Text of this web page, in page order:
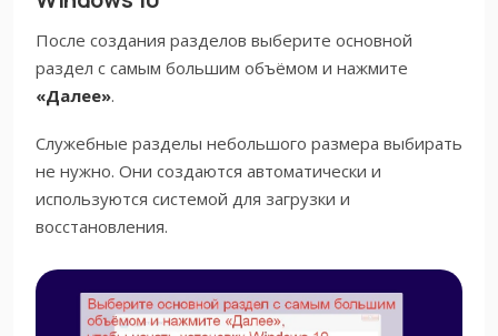
После создания разделов выберите основной
раздел с самым большим объёмом и нажмите
«Далее».
Служебные разделы небольшого размера выбирать
не нужно. Они создаются автоматически и
используются системой для загрузки и
восстановления.